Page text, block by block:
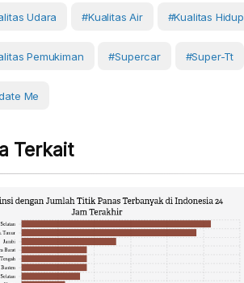
Udara #kualitas Air #Kualitas Hidup
Pemukiman #supercar #super-Tt
Me
Terkait